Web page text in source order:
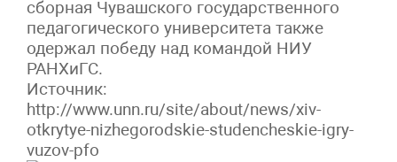
сборная Чувашского государственного
педагогического университета также
одержал победу над командой НИУ
РАНХиГС.
Источник:
http://www.unn.ru/site/about/news/xiv-
otkrytye-nizhegorodskie-studencheskie-igry-
vuzov-pfo